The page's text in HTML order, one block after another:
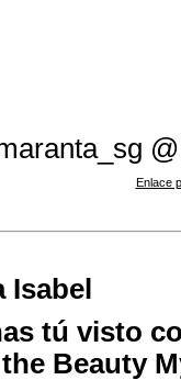
@
Enlace
Isabel
tú visto
Beauty